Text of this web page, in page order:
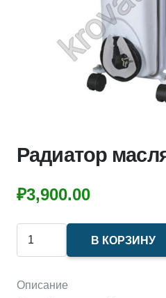
Радиатор
₽3,900.00
масляный
В КОРЗИНУ
Описание